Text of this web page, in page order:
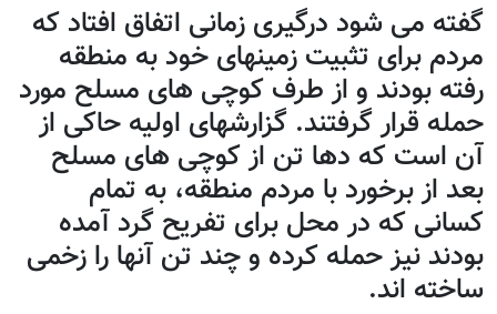
گفته می شود درگیری زمانی اتفاق افتاد که
مردم برای تثبیت زمینهای خود به منطقه
رفته بودند و از طرف کوچی های مسلح مورد
حمله قرار گرفتند. گزارشهای اولیه حاکی از
آن است که دها تن از کوچی های مسلح
بعد از برخورد با مردم منطقه، به تمام
کسانی که در محل برای تفریح گرد آمده
بودند نیز حمله کرده و چند تن آنها را زخمی
ساخته اند.